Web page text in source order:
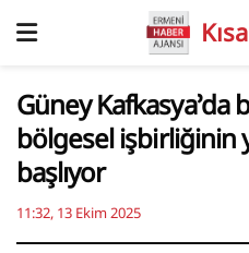
Güney Kafkasya’da
bölgesel işbirliğinin
başlıyor
11:32, 13 Ekim 2025